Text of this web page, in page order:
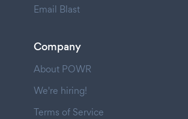
Email Blast
Company
About POWR
We're hiring!
Terms of Service